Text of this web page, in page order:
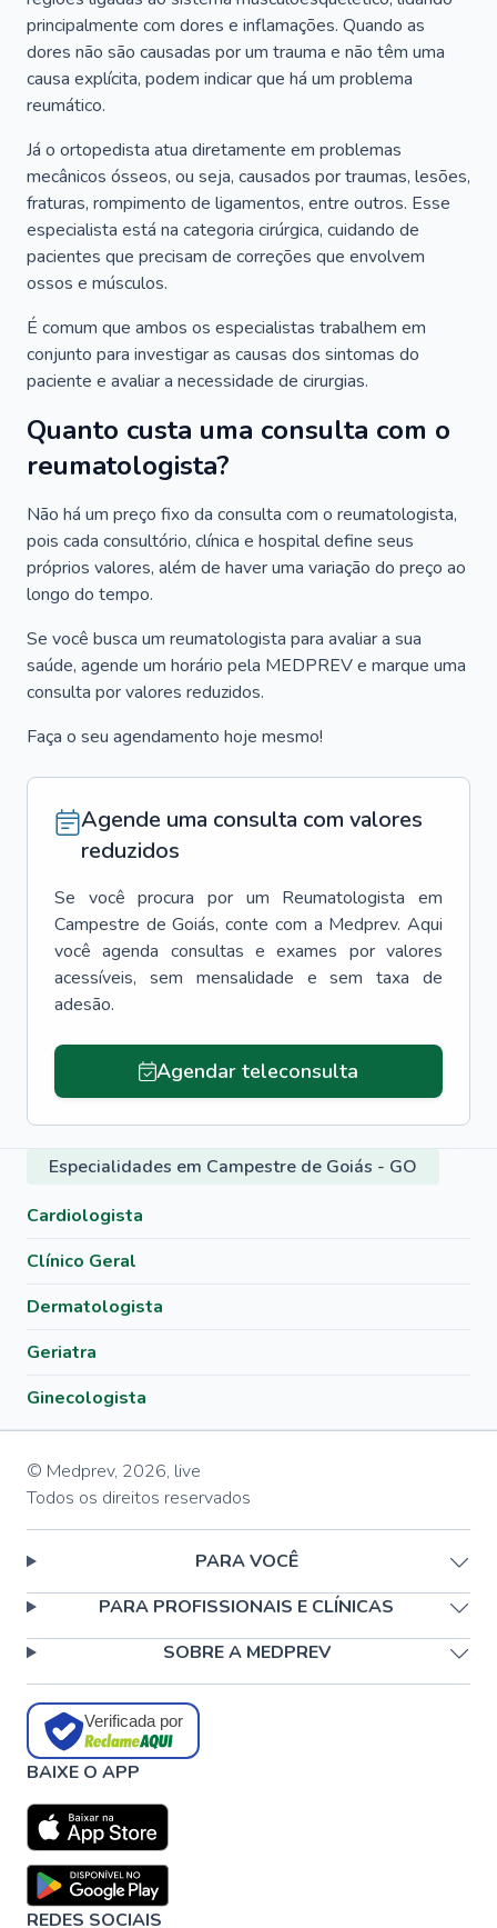
principalmente com dores e inflamações. Quando as
dores não são causadas por um trauma e não têm uma
causa explícita, podem indicar que há um problema
reumático.
Já o ortopedista atua diretamente em problemas
mecânicos ósseos, ou seja, causados por traumas, lesões,
fraturas, rompimento de ligamentos, entre outros. Esse
especialista está na categoria cirúrgica, cuidando de
pacientes que precisam de correções que envolvem
ossos e músculos.
É comum que ambos os especialistas trabalhem em
conjunto para investigar as causas dos sintomas do
paciente e avaliar a necessidade de cirurgias.
Quanto custa uma consulta com o
reumatologista?
Não há um preço fixo da consulta com o reumatologista,
pois cada consultório, clínica e hospital define seus
próprios valores, além de haver uma variação do preço ao
longo do tempo.
Se você busca um reumatologista para avaliar a sua
saúde, agende um horário pela MEDPREV e marque uma
consulta por valores reduzidos.
Faça o seu agendamento hoje mesmo!
Agende uma consulta com valores
reduzidos
Se você procura por um Reumatologista em
Campestre de Goiás, conte com a Medprev. Aqui
você agenda consultas e exames por valores
acessíveis, sem mensalidade e sem taxa de
adesão.
Agendar teleconsulta
Especialidades em Campestre de Goiás - GO
Cardiologista
Clínico Geral
Dermatologista
Geriatra
Ginecologista
© Medprev, 2026, live
Todos os direitos reservados
PARA VOCÊ
PARA PROFISSIONAIS E CLÍNICAS
SOBRE A MEDPREV
Verificada por
BAIXE O APP
REDES SOCIAIS